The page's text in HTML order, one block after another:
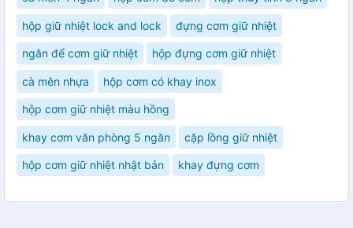
hộp giữ nhiệt lock and lock đựng cơm giữ nhiệt
ngăn để cơm giữ nhiệt hộp đựng cơm giữ nhiệt
cà mên nhựa hộp cơm có khay inox
hộp cơm giữ nhiệt màu hồng
khay cơm văn phòng 5 ngăn cặp lồng giữ nhiệt
hộp cơm giữ nhiệt nhật bản khay đựng cơm